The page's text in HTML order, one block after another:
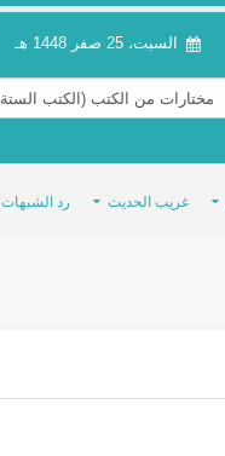
السبت، 25 صفر 1448 هـ
غريب الحديث رد الشبهات